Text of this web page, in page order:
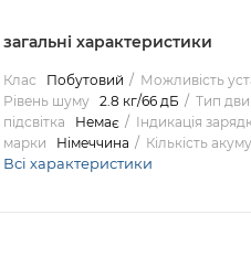
загальні характеристики
Клас Побутовий Можливість
Рівень шуму
2.8 кг/66 дБ Тип
підсвітка
Немає Індикація
марки
Німеччина Кількість
Всі характеристики